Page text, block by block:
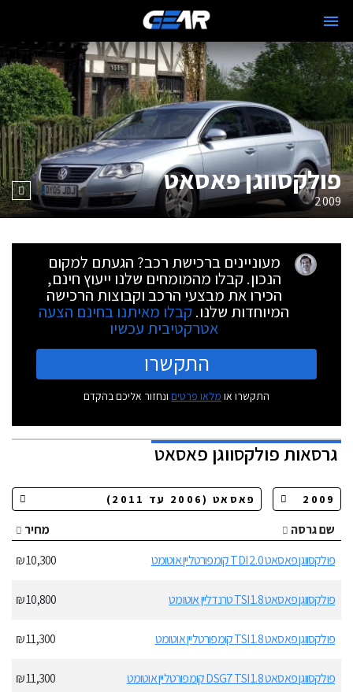
פולקסווגן פאסאט
2009
מעוניינים ברכישת רכב? הגעתם למקום
הנכון. קבלו מהמומחים שלנו ייעוץ חינם,
הכירו את מבצעי הרכב וקבוצות הרכישה
המיוחדות שלנו. קבלו מאיתנו בחינם הצעה
אטרקטיבית עכשיו
התקשרו
התקשרו או מלאו פרטים ונחזור אליכם בהקדם
גרסאותפולקסווגן פאסאט
שם גרסה
מחיר
פולקסווגן פאסאט 2.0 TDI קומפורטליין אוטומט
10,300 ₪
פולקסווגן פאסאט 1.8 TSI טרנדליין אוטומט 10,800 ₪
פולקסווגן פאסאט 1.8 TSI קומפורטליין אוטומט 11,300 ₪
פולקסווגן פאסאט 1.8 DSG7 TSI קומפורטליין אוטומט 11,300 ₪